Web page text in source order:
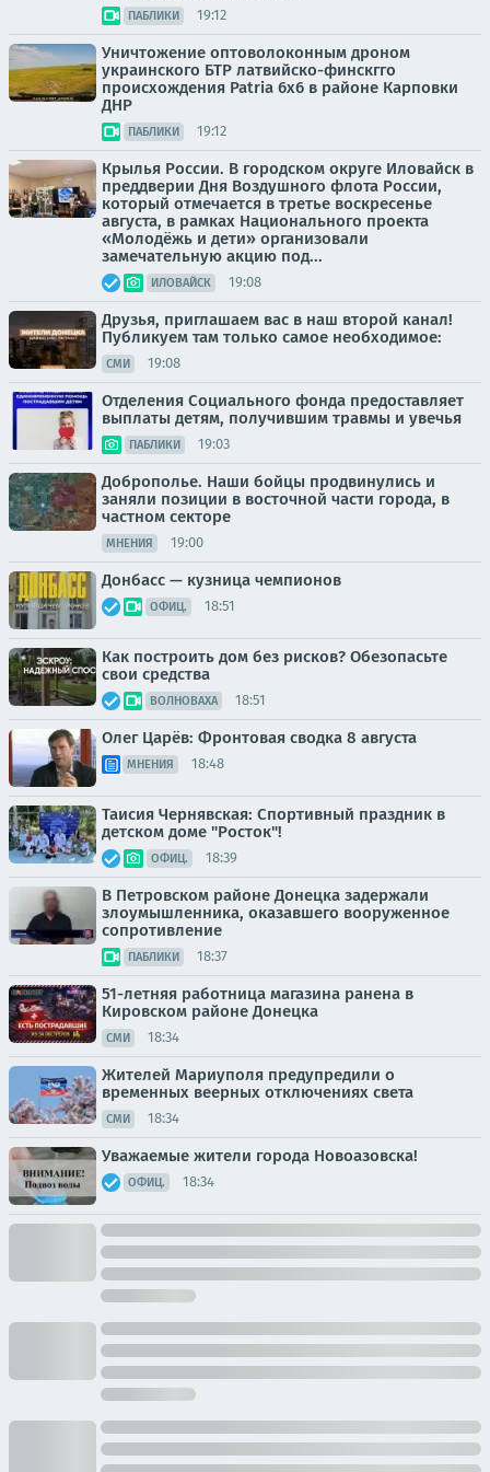
ПАБЛИКИ 19:12
Уничтожение оптоволоконным дроном
украинского БТР латвийско-финскгго
происхождения Patria 6x6 в районе Карповки
ДНР
ПАБЛИКИ 19:12
Крылья России. В городском округе Иловайск в
преддверии Дня Воздушного флота России,
который отмечается в третье воскресенье
августа, в рамках Национального проекта
«Молодёжь и дети» организовали
замечательную акцию под...
ИЛОВАЙСК 19:08
Друзья, приглашаем вас в наш второй канал!
Публикуем там только самое необходимое:
СМИ 19:08
Отделения Социального фонда предоставляет
выплаты детям, получившим травмы и увечья
ПАБЛИКИ 19:03
Доброполье. Наши бойцы продвинулись и
заняли позиции в восточной части города, в
частном секторе
МНЕНИЯ 19:00
Донбасс — кузница чемпионов
ОФИЦ. 18:51
Как построить дом без рисков? Обезопасьте
свои средства
ВОЛНОВАХА 18:51
Олег Царёв: Фронтовая сводка 8 августа
МНЕНИЯ 18:48
Таисия Чернявская: Спортивный праздник в
детском доме "Росток"!
ОФИЦ. 18:39
В Петровском районе Донецка задержали
злоумышленника, оказавшего вооруженное
сопротивление
ПАБЛИКИ 18:37
51-летняя работница магазина ранена в
Кировском районе Донецка
СМИ 18:34
Жителей Мариуполя предупредили о
временных веерных отключениях света
СМИ 18:34
Уважаемые жители города Новоазовска!
ОФИЦ. 18:34